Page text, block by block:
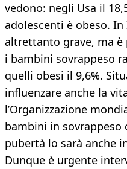
vedono: negli Usa il
adolescenti è obeso.
altrettanto grave, ma è
i bambini sovrappeso
quelli obesi il 9,6%.
influenzare anche la
l’Organizzazione
bambini in sovrappeso
pubertà lo sarà anche
Dunque è urgente